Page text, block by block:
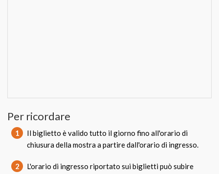
Per ricordare
1
Il biglietto è valido tutto il giorno fino all'orario di
chiusura della mostra a partire dall'orario di ingresso.
2
L'orario di ingresso riportato sui biglietti può subire